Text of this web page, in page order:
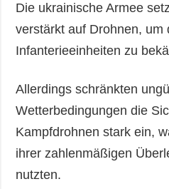
Die ukrainische Armee
verstärkt auf Drohnen, um
Infanterieeinheiten zu
Allerdings schränkten
Wetterbedingungen die
Kampfdrohnen stark ein,
ihrer zahlenmäßigen
nutzten.